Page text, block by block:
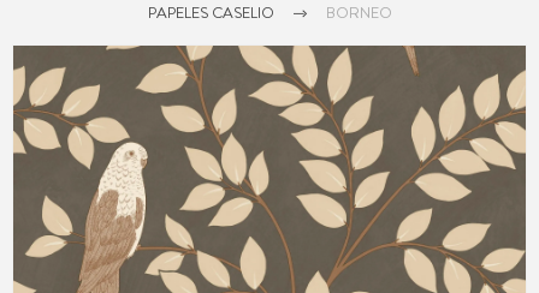
PAPELES CASELIO
BORNEO